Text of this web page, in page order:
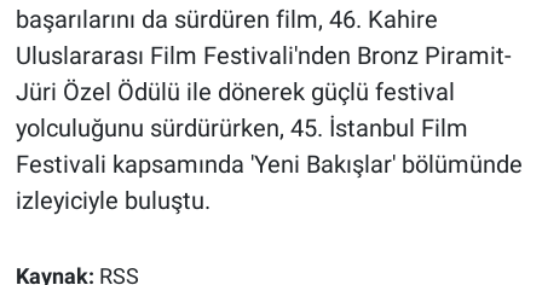
başarılarını da sürdüren film, 46. Kahire
Uluslararası Film Festivali'nden Bronz Piramit-
Jüri Özel Ödülü ile dönerek güçlü festival
yolculuğunu sürdürürken, 45. İstanbul Film
Festivali kapsamında 'Yeni Bakışlar' bölümünde
izleyiciyle buluştu.
Kaynak: RSS